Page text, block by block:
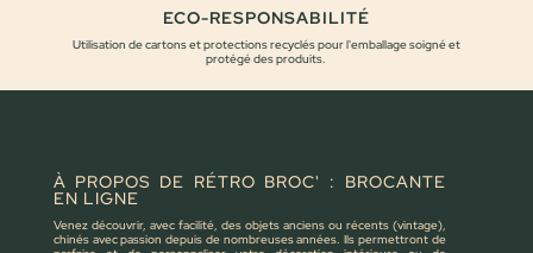
ECO-RESPONSABILITÉ
Utilisation de cartons et protections recyclés pour l'emballage soigné et
protégé des produits.
À PROPOS DE RÉTRO BROC' : BROCANTE
EN LIGNE
Venez découvrir, avec facilité, des objets anciens ou récents (vintage),
chinés avec passion depuis de nombreuses années. Ils permettront de